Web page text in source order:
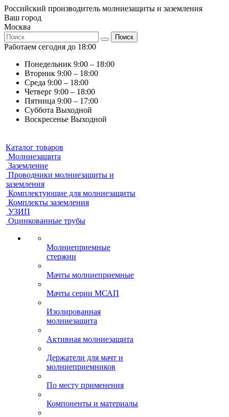
Российский производитель молниезащиты и заземления
Ваш город
Москва
Поиск
Работаем сегодня до 18:00
Понедельник 9:00 – 18:00
Вторник 9:00 – 18:00
Среда 9:00 – 18:00
Четверг 9:00 – 18:00
Пятница 9:00 – 17:00
Суббота Выходной
Воскресенье Выходной
Каталог товаров
Молниезащита
Заземление
Проводники молниезащиты и
заземления
Комплектующие для молниезащиты
Комплекты заземления
УЗИП
Оцинкованные трубы
Молниеприемные
стержни
Мачты молниеприемные
Мачты серии МСАП
Изолированная
молниезащита
Активная молниезащита
Держатели для мачт и
молниеприемников
По месту применения
Компоненты и материалы